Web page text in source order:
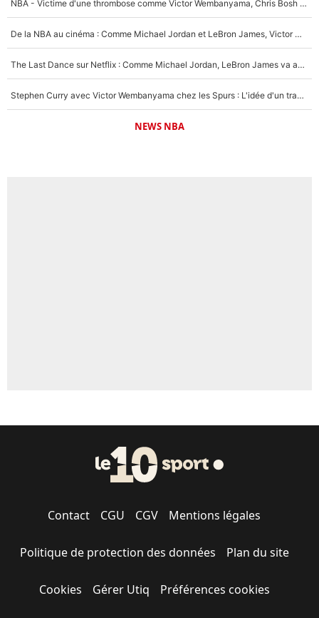
NBA - Victime d'une thrombose comme Victor Wembanyama, Chris Bosh prévient le Français des risques sur sa santé : «J’ai failli mourir sur le coup et j’ai été ramené à la vie»
De la NBA au cinéma : Comme Michael Jordan et LeBron James, Victor Wembanyama rêve d'une carrière d'acteur !
The Last Dance sur Netflix : Comme Michael Jordan, LeBron James va avoir le droit à sa série !
Stephen Curry avec Victor Wembanyama chez les Spurs : L'idée d'un trade historique est lancée en NBA !
NEWS NBA
Contact CGU CGV Mentions légales
Politique de protection des données Plan du site
Cookies Gérer Utiq Préférences cookies